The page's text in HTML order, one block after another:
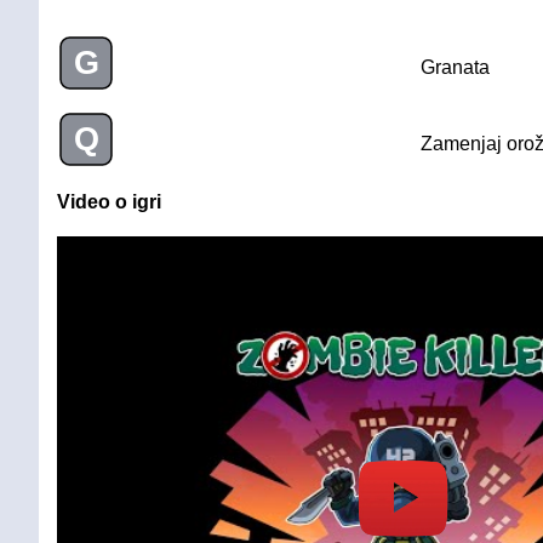
G Granata
Q Zamenjaj
Video o igri